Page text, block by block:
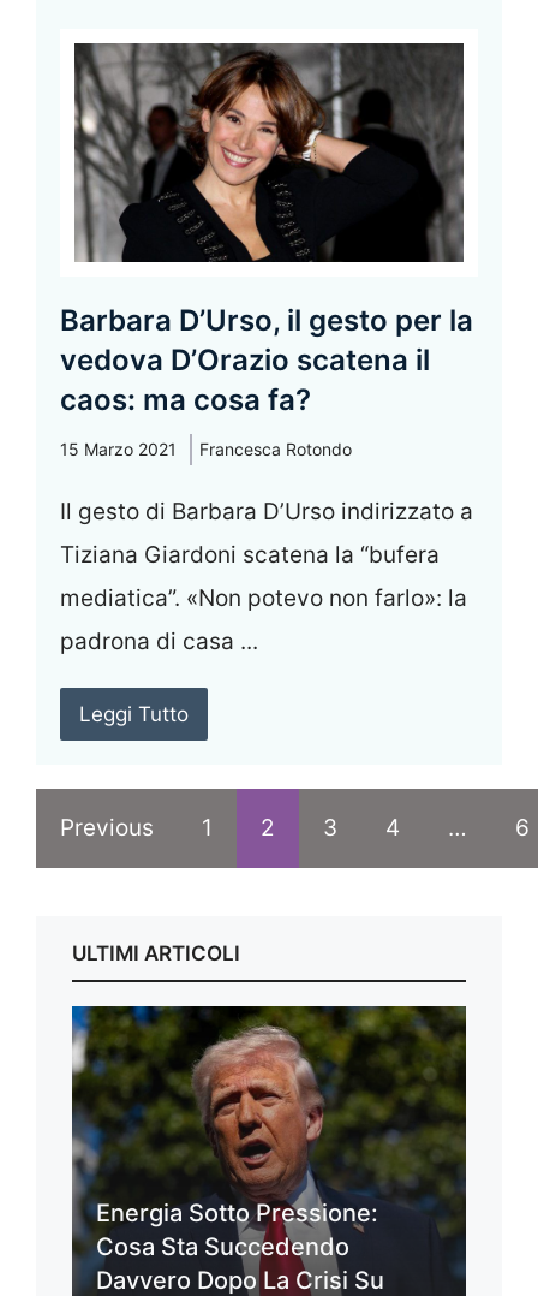
Barbara D’Urso, il gesto per la
vedova D’Orazio scatena il
caos: ma cosa fa?
15 Marzo 2021 Francesca Rotondo
Il gesto di Barbara D’Urso indirizzato a
Tiziana Giardoni scatena la “bufera
mediatica”. «Non potevo non farlo»: la
padrona di casa ...
Leggi Tutto
Previous 1 2 3 4 … 6
ULTIMI ARTICOLI
Energia Sotto Pressione:
Cosa Sta Succedendo
Davvero Dopo La Crisi Su